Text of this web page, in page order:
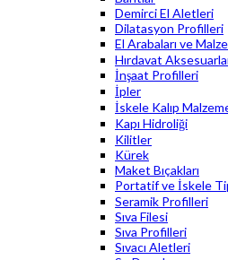
Demirci El Aletleri
Dilatasyon Profilleri
El Arabaları ve
Hırdavat
İnşaat Profilleri
İpler
İskele Kalıp
Kapı Hidroliği
Kilitler
Kürek
Maket Bıçakları
Portatif ve İskele
Seramik Profilleri
Sıva Filesi
Sıva Profilleri
Sıvacı Aletleri